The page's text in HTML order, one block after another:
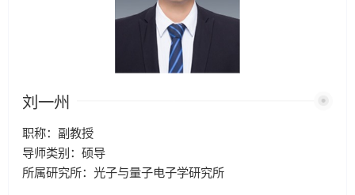
刘一州
职称：副教授
导师类别：硕导
所属研究所：光子与量子电子学研究所